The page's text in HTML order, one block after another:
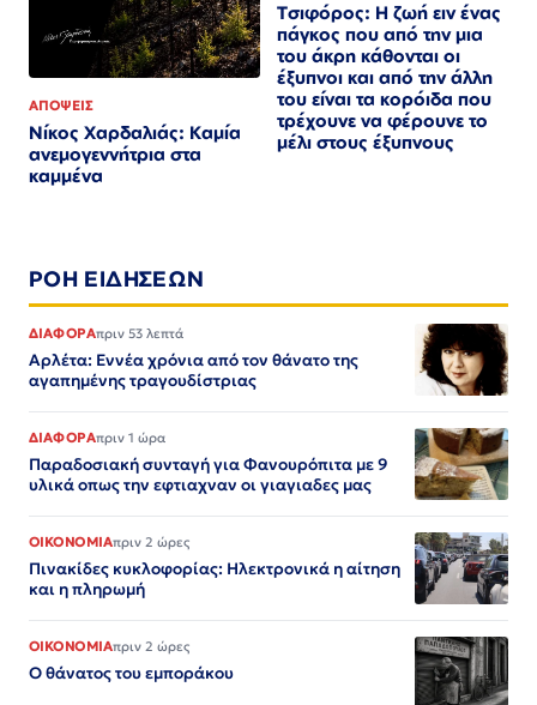
ΑΠΟΨΕΙΣ
Νίκος Χαρδαλιάς: Καμία
ανεμογεννήτρια στα
καμμένα
Τσιφόρος: Η ζωή ειν ένας
πάγκος που από την μια
του άκρη κάθονται οι
έξυπνοι και από την άλλη
του είναι τα κορόιδα που
τρέχουνε να φέρουνε το
μέλι στους έξυπνους
ΡΟΗ ΕΙΔΗΣΕΩΝ
ΔΙΑΦΟΡΑπριν 53 λεπτά
Αρλέτα: Εννέα χρόνια από τον θάνατο της
αγαπημένης τραγουδίστριας
ΔΙΑΦΟΡΑπριν 1 ώρα
Παραδοσιακή συνταγή για Φανουρόπιτα με 9
υλικά οπως την εφτιαχναν οι γιαγιαδες μας
ΟΙΚΟΝΟΜΙΑπριν 2 ώρες
Πινακίδες κυκλοφορίας: Ηλεκτρονικά η αίτηση
και η πληρωμή
ΟΙΚΟΝΟΜΙΑπριν 2 ώρες
Ο θάνατος του εμποράκου